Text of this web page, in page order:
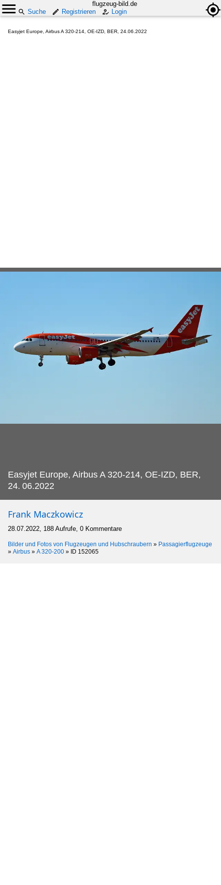
flugzeug-bild.de
Suche
Registrieren Login
Easyjet Europe, Airbus A 320-214, OE-IZD, BER, 24.06.2022
Easyjet Europe, Airbus A 320-214, OE-IZD, BER,
24. 06.2022
Frank Maczkowicz
28.07.2022, 188 Aufrufe, 0 Kommentare
Bilder und Fotos von Flugzeugen und Hubschraubern » Passagierflugzeuge
» Airbus » A 320-200 » ID 152065